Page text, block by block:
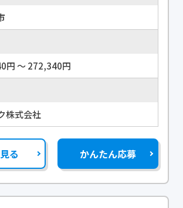
円 〜 272,340円
株式会社
る かんたん応募